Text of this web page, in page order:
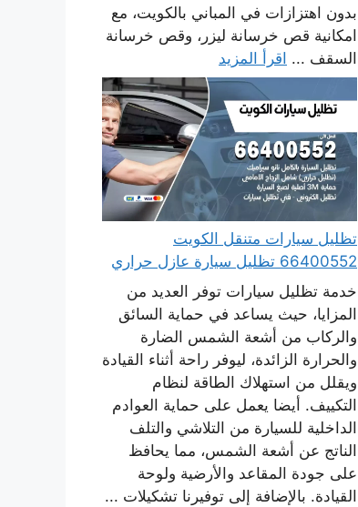
بدون اهتزازات في المباني بالكويت، مع
امكانية قص خرسانة ليزر، وقص خرسانة
السقف ... اقرأ المزيد
تظليل سيارات متنقل الكويت
66400552 تظليل سيارة عازل حراري
خدمة تظليل سيارات توفر العديد من
المزايا، حيث يساعد في حماية السائق
والركاب من أشعة الشمس الضارة
والحرارة الزائدة، ليوفر راحة أثناء القيادة
ويقلل من استهلاك الطاقة لنظام
التكييف. أيضا يعمل على حماية العوادم
الداخلية للسيارة من التلاشي والتلف
الناتج عن أشعة الشمس، مما يحافظ
على جودة المقاعد والأرضية ولوحة
القيادة. بالإضافة إلى توفيرنا تشكيلات ...